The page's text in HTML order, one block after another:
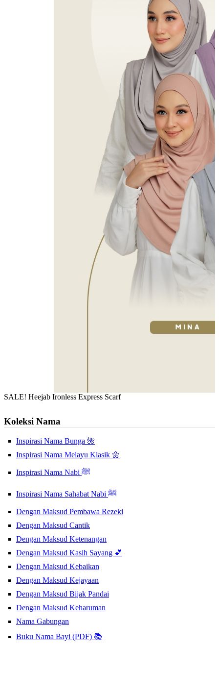
SALE! Heejab Ironless Express Scarf
Koleksi Nama
Inspirasi Nama Bunga 🌺
Inspirasi Nama Melayu Klasik 🌼
Inspirasi Nama Nabi ﷺ
Inspirasi Nama Sahabat Nabi ﷺ
Dengan Maksud Pembawa Rezeki
Dengan Maksud Cantik
Dengan Maksud Ketenangan
Dengan Maksud Kasih Sayang 💕
Dengan Maksud Kebaikan
Dengan Maksud Kejayaan
Dengan Maksud Bijak Pandai
Dengan Maksud Keharuman
Nama Gabungan
Buku Nama Bayi (PDF) 📚